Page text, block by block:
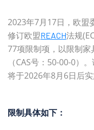
2023年7月17日，欧盟
修订欧盟REACH法规
77项限制项，以限制
（CAS号：50-00-0）
将于2026年8月6日后实
限制具体如下：